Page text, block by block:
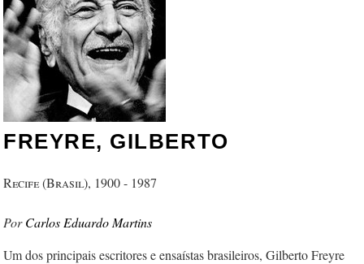
FREYRE, GILBERTO
Recife (Brasil), 1900 - 1987
Carlos Eduardo Martins
Um dos principais escritores e ensaístas brasileiros, Gilberto Freyre